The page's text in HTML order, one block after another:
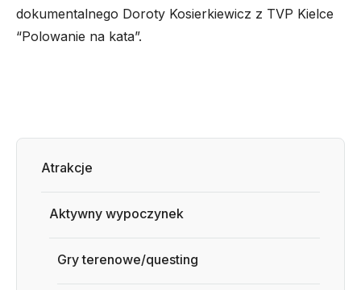
dokumentalnego Doroty Kosierkiewicz z TVP Kielce
“Polowanie na kata”.
Atrakcje
Aktywny wypoczynek
Gry terenowe/questing